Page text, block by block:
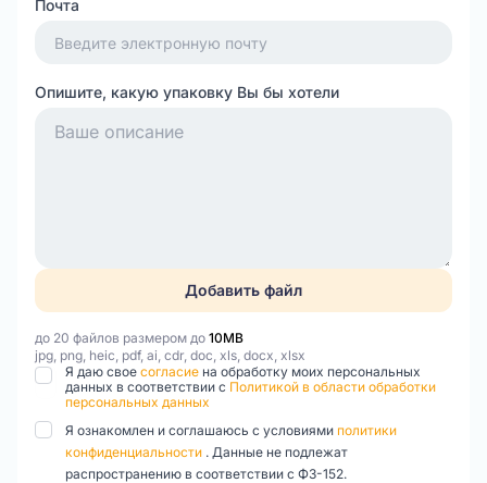
Почта
Опишите, какую упаковку Вы бы хотели
Добавить файл
до 20 файлов размером до 10MB
jpg, png, heic, pdf, ai, cdr, doc, xls, docx, xlsx
Я даю свое согласие на обработку моих персональных
данных в соответствии с Политикой в области обработки
персональных данных
Я ознакомлен и соглашаюсь с условиями политики
конфиденциальности . Данные не подлежат
распространению в соответствии с ФЗ-152.